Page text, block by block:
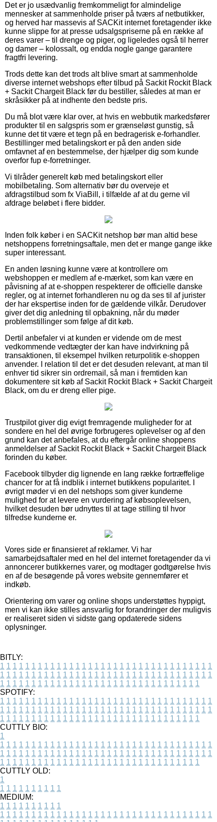
Det er jo usædvanlig fremkommeligt for almindelige
mennesker at sammenholde priser på tværs af netbutikker,
og herved har massevis af SACKit internet foretagender ikke
kunne slippe for at presse udsalgspriserne på en række af
deres varer – til drenge og piger, og ligeledes også til herrer
og damer – kolossalt, og endda nogle gange garantere
fragtfri levering.
Trods dette kan det trods alt blive smart at sammenholde
diverse internet webshops efter tilbud på Sackit Rockit Black
+ Sackit Chargeit Black før du bestiller, således at man er
skråsikker på at indhente den bedste pris.
Du må blot være klar over, at hvis en webbutik markedsfører
produkter til en salgspris som er grænseløst gunstig, så
kunne det tit være et tegn på en bedragerisk e-forhandler.
Bestillinger med betalingskort er på den anden side
omfavnet af en bestemmelse, der hjælper dig som kunde
overfor fup e-forretninger.
Vi tilråder generelt køb med betalingskort eller
mobilbetaling. Som alternativ bør du overveje et
afdragstilbud som fx ViaBill, i tilfælde af at du gerne vil
afdrage beløbet i flere bidder.
Inden folk køber i en SACKit netshop bør man altid bese
netshoppens forretningsaftale, men det er mange gange ikke
super interessant.
En anden løsning kunne være at kontrollere om
webshoppen er medlem af e-mærket, som kan være en
påvisning af at e-shoppen respekterer de officielle danske
regler, og at internet forhandleren nu og da ses til af jurister
der har ekspertise inden for de gældende vilkår. Derudover
giver det dig anledning til opbakning, når du møder
problemstillinger som følge af dit køb.
Dertil anbefaler vi at kunden er vidende om de mest
vedkommende vedtægter der kan have indvirkning på
transaktionen, til eksempel hvilken returpolitik e-shoppen
anvender. I relation til det er det desuden relevant, at man til
enhver tid sikrer sin ordremail, så man i fremtiden kan
dokumentere sit køb af Sackit Rockit Black + Sackit Chargeit
Black, om du er dreng eller pige.
Trustpilot giver dig evigt fremragende muligheder for at
sondere en hel del øvrige forbrugeres oplevelser og af den
grund kan det anbefales, at du eftergår online shoppens
anmeldelser af Sackit Rockit Black + Sackit Chargeit Black
forinden du køber.
Facebook tilbyder dig lignende en lang række fortræffelige
chancer for at få indblik i internet butikkens popularitet. I
øvrigt møder vi en del netshops som giver kunderne
mulighed for at levere en vurdering af købsoplevelsen,
hvilket desuden bør udnyttes til at tage stilling til hvor
tilfredse kunderne er.
Vores side er finansieret af reklamer. Vi har
samarbejdsaftaler med en hel del internet foretagender da vi
annoncerer butikkernes varer, og modtager godtgørelse hvis
en af de besøgende på vores website gennemfører et
indkøb.
Orientering om varer og online shops understøttes hyppigt,
men vi kan ikke stilles ansvarlig for forandringer der muligvis
er realiseret siden vi sidste gang opdaterede sidens
oplysninger.
BITLY:
1 1 1 1 1 1 1 1 1 1 1 1 1 1 1 1 1 1 1 1 1 1 1 1 1 1 1 1 1 1 1 1 1 1
1 1 1 1 1 1 1 1 1 1 1 1 1 1 1 1 1 1 1 1 1 1 1 1 1 1 1 1 1 1 1 1 1 1
1 1 1 1 1 1 1 1 1 1 1 1 1 1 1 1 1 1 1 1 1 1 1 1 1 1 1 1 1 1 1 1
SPOTIFY:
1 1 1 1 1 1 1 1 1 1 1 1 1 1 1 1 1 1 1 1 1 1 1 1 1 1 1 1 1 1 1 1 1 1
1 1 1 1 1 1 1 1 1 1 1 1 1 1 1 1 1 1 1 1 1 1 1 1 1 1 1 1 1 1 1 1 1 1
1 1 1 1 1 1 1 1 1 1 1 1 1 1 1 1 1 1 1 1 1 1 1 1 1 1 1 1 1 1 1 1
CUTTLY BIO:
1
1 1 1 1 1 1 1 1 1 1 1 1 1 1 1 1 1 1 1 1 1 1 1 1 1 1 1 1 1 1 1 1 1 1
1 1 1 1 1 1 1 1 1 1 1 1 1 1 1 1 1 1 1 1 1 1 1 1 1 1 1 1 1 1 1 1 1 1
1 1 1 1 1 1 1 1 1 1 1 1 1 1 1 1 1 1 1 1 1 1 1 1 1 1 1 1 1 1 1 1
CUTTLY OLD:
1
1 1 1 1 1 1 1 1 1 1
MEDIUM:
1 1 1 1 1 1 1 1 1 1
1 1 1 1 1 1 1 1 1 1 1 1 1 1 1 1 1 1 1 1 1 1 1 1 1 1 1 1 1 1 1 1 1 1